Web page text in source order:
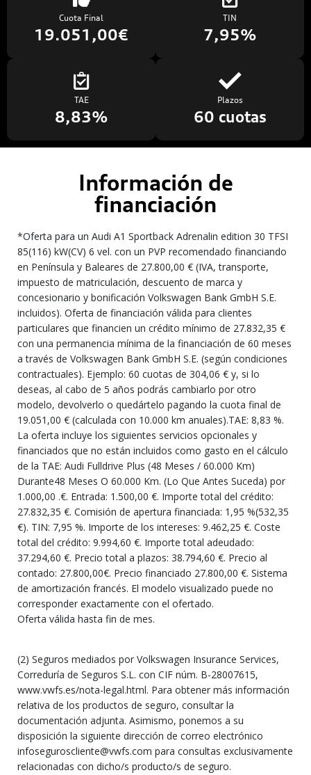
Cuota Final
19.051,00€
TIN
7,95%
TAE
8,83%
Plazos
60 cuotas
Información de
financiación
*Oferta para un Audi A1 Sportback Adrenalin edition 30 TFSI
85(116) kW(CV) 6 vel. con un PVP recomendado financiando
en Península y Baleares de 27.800,00 € (IVA, transporte,
impuesto de matriculación, descuento de marca y
concesionario y bonificación Volkswagen Bank GmbH S.E.
incluidos). Oferta de financiación válida para clientes
particulares que financien un crédito mínimo de 27.832,35 €
con una permanencia mínima de la financiación de 60 meses
a través de Volkswagen Bank GmbH S.E. (según condiciones
contractuales). Ejemplo: 60 cuotas de 304,06 € y, si lo
deseas, al cabo de 5 años podrás cambiarlo por otro
modelo, devolverlo o quedártelo pagando la cuota final de
19.051,00 € (calculada con 10.000 km anuales).TAE: 8,83 %.
La oferta incluye los siguientes servicios opcionales y
financiados que no están incluidos como gasto en el cálculo
de la TAE: Audi Fulldrive Plus (48 Meses / 60.000 Km)
Durante48 Meses O 60.000 Km. (Lo Que Antes Suceda) por
1.000,00 .€. Entrada: 1.500,00 €. Importe total del crédito:
27.832,35 €. Comisión de apertura financiada: 1,95 %(532,35
€). TIN: 7,95 %. Importe de los intereses: 9.462,25 €. Coste
total del crédito: 9.994,60 €. Importe total adeudado:
37.294,60 €. Precio total a plazos: 38.794,60 €. Precio al
contado: 27.800,00€. Precio financiado 27.800,00 €. Sistema
de amortización francés. El modelo visualizado puede no
corresponder exactamente con el ofertado.
Oferta válida hasta fin de mes.
(2) Seguros mediados por Volkswagen Insurance Services,
Correduría de Seguros S.L. con CIF núm. B-28007615,
www.vwfs.es/nota-legal.html. Para obtener más información
relativa de los productos de seguro, consultar la
documentación adjunta. Asimismo, ponemos a su
disposición la siguiente dirección de correo electrónico
infoseguroscliente@vwfs.com para consultas exclusivamente
relacionadas con dicho/s producto/s de seguro.